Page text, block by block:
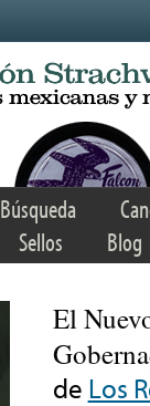
Búsqueda
Sellos Blog
El
de Los